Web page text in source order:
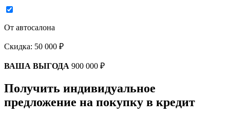
От автосалона
Скидка: 50 000 ₽
ВАША ВЫГОДА 900 000 ₽
Получить индивидуальное
предложение на покупку в кредит